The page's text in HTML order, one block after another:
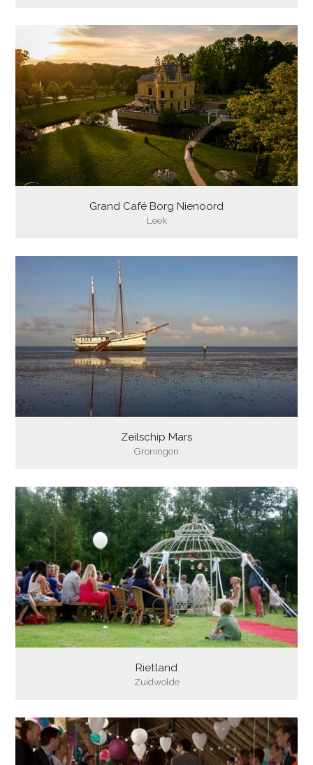
Grand Café Borg Nienoord
Leek
Zeilschip Mars
Groningen
Rietland
Zuidwolde